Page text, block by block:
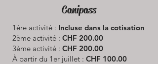
Canipass
1ère activité : Incluse dans la cotisation
2ème activité : CHF 200.00
3ème activité : CHF 200.00
À partir du 1er juillet : CHF 100.00